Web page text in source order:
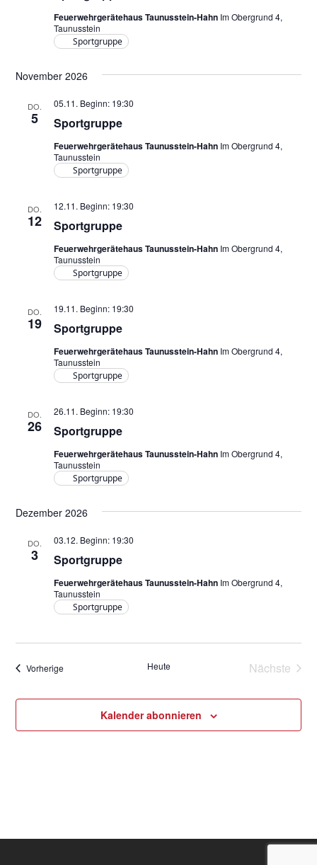
Feuerwehrgerätehaus Taunusstein-Hahn Im Obergrund 4,
Taunusstein
Sportgruppe
November 2026
DO.
5 Sportgruppe
05.11. Beginn: 19:30
Feuerwehrgerätehaus Taunusstein-Hahn Im Obergrund 4,
Taunusstein
Sportgruppe
DO.
12 Sportgruppe
12.11. Beginn: 19:30
Feuerwehrgerätehaus Taunusstein-Hahn Im Obergrund 4,
Taunusstein
Sportgruppe
DO.
19 Sportgruppe
19.11. Beginn: 19:30
Feuerwehrgerätehaus Taunusstein-Hahn Im Obergrund 4,
Taunusstein
Sportgruppe
DO.
26 Sportgruppe
26.11. Beginn: 19:30
Feuerwehrgerätehaus Taunusstein-Hahn Im Obergrund 4,
Taunusstein
Sportgruppe
Dezember 2026
DO.
3 Sportgruppe
03.12. Beginn: 19:30
Feuerwehrgerätehaus Taunusstein-Hahn Im Obergrund 4,
Taunusstein
Sportgruppe
Vorherige Heute
Nächste
Kalender abonnieren